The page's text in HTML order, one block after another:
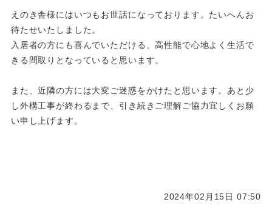
えのき舎様にはいつもお世話になっております。たいへんお
待たせいたしました。
入居者の方にも喜んでいただける、高性能で心地よく生活で
きる間取りとなっていると思います。
また、近隣の方には大変ご迷惑をかけたと思います。あと少
し外構工事が終わるまで、引き続きご理解ご協力宜しくお願
い申し上げます。
2024年02月15日 07:50